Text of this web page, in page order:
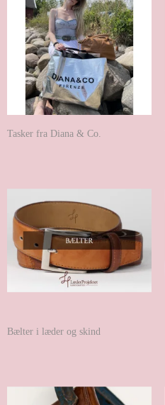
Tasker fra Diana & Co.
Bælter i læder og skind